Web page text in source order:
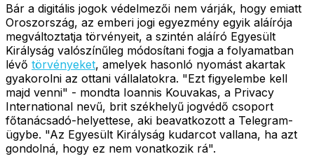
Bár a digitális jogok védelmezői nem várják, hogy emiatt
Oroszország, az emberi jogi egyezmény egyik aláírója
megváltoztatja törvényeit, a szintén aláíró Egyesült
Királyság valószínűleg módosítani fogja a folyamatban
lévő törvényeket, amelyek hasonló nyomást akartak
gyakorolni az ottani vállalatokra. "Ezt figyelembe kell
majd venni" - mondta Ioannis Kouvakas, a Privacy
International nevű, brit székhelyű jogvédő csoport
főtanácsadó-helyettese, aki beavatkozott a Telegram-
ügybe. "Az Egyesült Királyság kudarcot vallana, ha azt
gondolná, hogy ez nem vonatkozik rá".